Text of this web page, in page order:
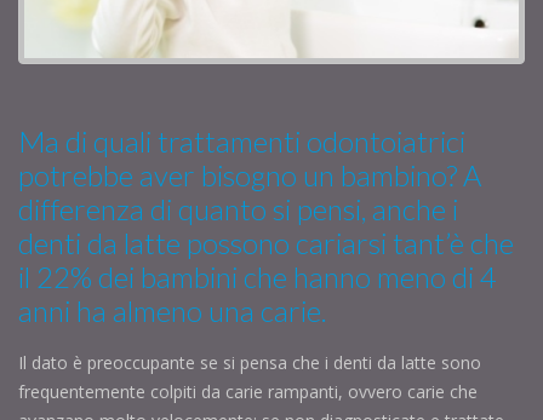
Ma di quali trattamenti odontoiatrici
potrebbe aver bisogno un bambino? A
differenza di quanto si pensi, anche i
denti da latte possono cariarsi tant’è che
il 22% dei bambini che hanno meno di 4
anni ha almeno una carie.
Il dato è preoccupante se si pensa che i denti da latte sono
frequentemente colpiti da carie rampanti, ovvero carie che